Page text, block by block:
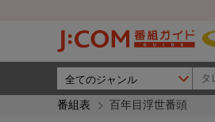
番組表 百年目浮世番頭